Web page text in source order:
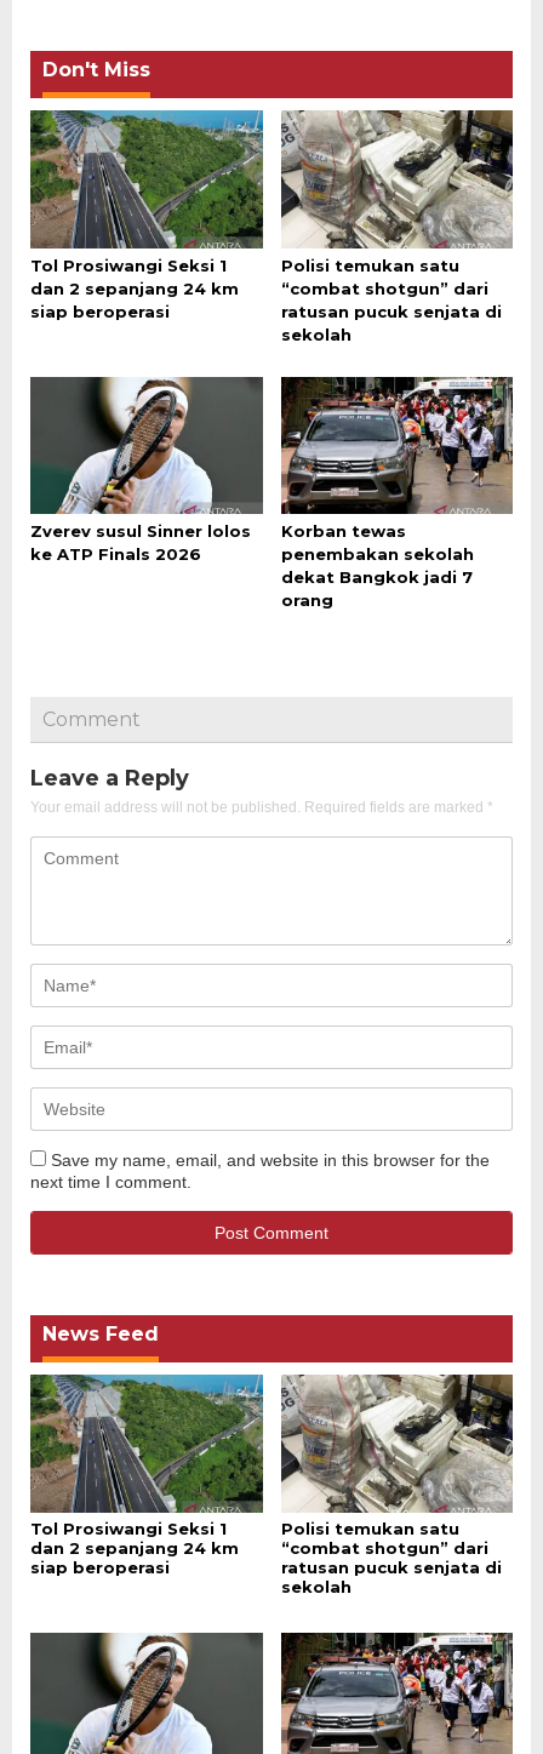
Don't Miss
Tol Prosiwangi Seksi 1
dan 2 sepanjang 24 km
siap beroperasi
Polisi temukan satu
“combat shotgun” dari
ratusan pucuk senjata di
sekolah
Zverev susul Sinner lolos
ke ATP Finals 2026
Korban tewas
penembakan sekolah
dekat Bangkok jadi 7
orang
Comment
Leave a Reply
Your email address will not be published. Required fields are marked *
Save my name, email, and website in this browser for the
next time I comment.
News Feed
Tol Prosiwangi Seksi 1
dan 2 sepanjang 24 km
siap beroperasi
Polisi temukan satu
“combat shotgun” dari
ratusan pucuk senjata di
sekolah